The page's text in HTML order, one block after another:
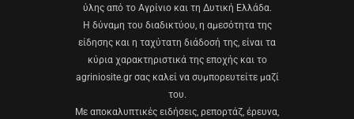
ύλης από το Αγρίνιο και τη Δυτική Ελλάδα.
Η δύναμη του διαδικτύου, η αμεσότητα της
είδησης και η ταχύτατη διάδοσή της, είναι τα
κύρια χαρακτηριστικά της εποχής και το
agriniosite.gr σας καλεί να συμπορευτείτε μαζί
του.
Με αποκαλυπτικές ειδήσεις, ρεπορτάζ, έρευνα,